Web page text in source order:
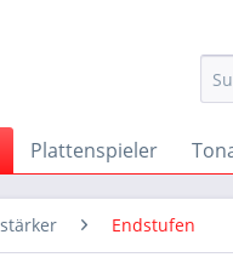
Plattenspieler
Endstufen